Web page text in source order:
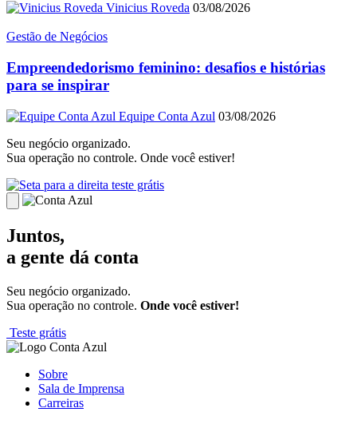
Vinicius Roveda 03/08/2026
Gestão de Negócios
Empreendedorismo feminino: desafios e histórias
para se inspirar
Equipe Conta Azul 03/08/2026
Seu negócio organizado.
Sua operação no controle. Onde você estiver!
teste grátis
Juntos,
a gente dá conta
Seu negócio organizado.
Sua operação no controle. Onde você estiver!
Teste grátis
Sobre
Sala de Imprensa
Carreiras